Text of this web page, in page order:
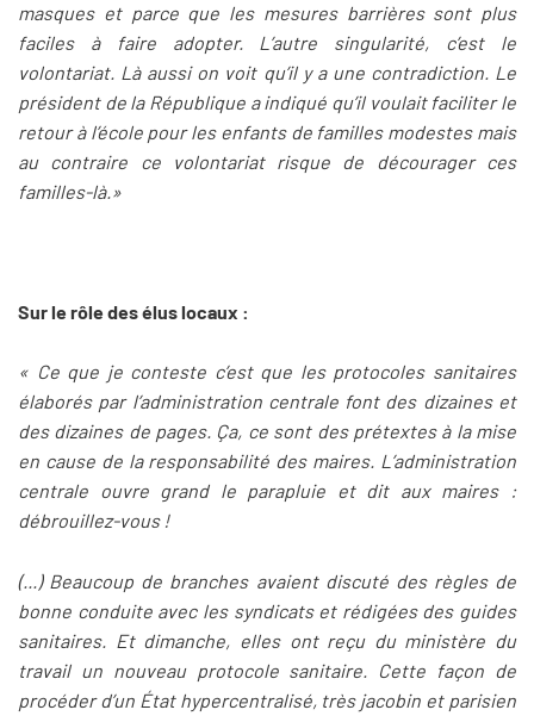
masques et parce que les mesures barrières sont plus
faciles à faire adopter. L’autre singularité, c’est le
volontariat. Là aussi on voit qu’il y a une contradiction. Le
président de la République a indiqué qu’il voulait faciliter le
retour à l’école pour les enfants de familles modestes mais
au contraire ce volontariat risque de décourager ces
familles-là.»
Sur le rôle des élus locaux :
« Ce que je conteste c’est que les protocoles sanitaires
élaborés par l’administration centrale font des dizaines et
des dizaines de pages. Ça, ce sont des prétextes à la mise
en cause de la responsabilité des maires. L’administration
centrale ouvre grand le parapluie et dit aux maires :
débrouillez-vous !
(...) Beaucoup de branches avaient discuté des règles de
bonne conduite avec les syndicats et rédigées des guides
sanitaires. Et dimanche, elles ont reçu du ministère du
travail un nouveau protocole sanitaire. Cette façon de
procéder d’un État hypercentralisé, très jacobin et parisien